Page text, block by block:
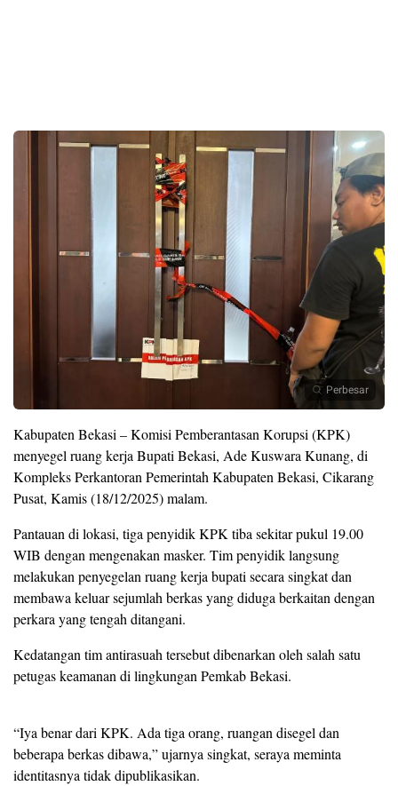
Perbesar
Kabupaten Bekasi – Komisi Pemberantasan Korupsi (KPK)
menyegel ruang kerja Bupati Bekasi, Ade Kuswara Kunang, di
Kompleks Perkantoran Pemerintah Kabupaten Bekasi, Cikarang
Pusat, Kamis (18/12/2025) malam.
Pantauan di lokasi, tiga penyidik KPK tiba sekitar pukul 19.00
WIB dengan mengenakan masker. Tim penyidik langsung
melakukan penyegelan ruang kerja bupati secara singkat dan
membawa keluar sejumlah berkas yang diduga berkaitan dengan
perkara yang tengah ditangani.
Kedatangan tim antirasuah tersebut dibenarkan oleh salah satu
petugas keamanan di lingkungan Pemkab Bekasi.
“Iya benar dari KPK. Ada tiga orang, ruangan disegel dan
beberapa berkas dibawa,” ujarnya singkat, seraya meminta
identitasnya tidak dipublikasikan.